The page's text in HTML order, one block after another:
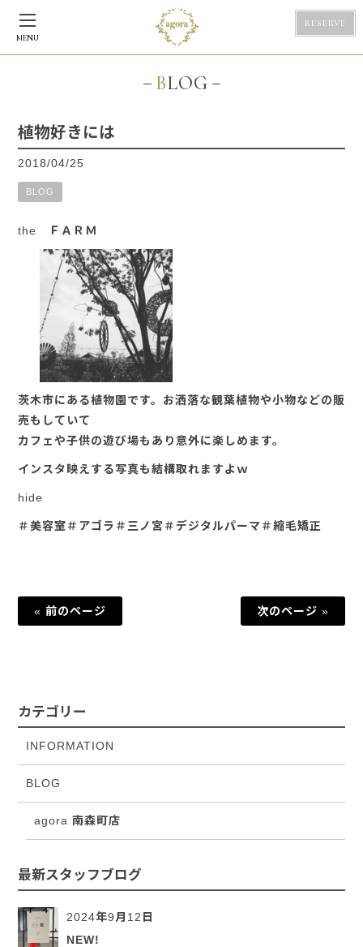
MENU
RESERVE
BLOG
植物好きには
2018/04/25
BLOG
the ＦＡＲＭ
茨木市にある植物園です。お洒落な観葉植物や小物などの販
売もしていて
カフェや子供の遊び場もあり意外に楽しめます。
インスタ映えする写真も結構取れますよｗ
hide
＃美容室＃アゴラ＃三ノ宮＃デジタルパーマ＃縮毛矯正
« 前のページ 次のページ »
カテゴリー
INFORMATION
BLOG
agora 南森町店
最新スタッフブログ
2024年9月12日
NEW!